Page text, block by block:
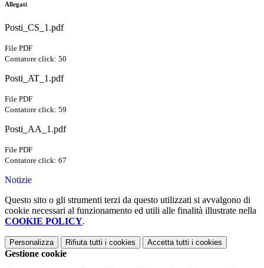
Allegati
Posti_CS_1.pdf
File PDF
Contatore click: 50
Posti_AT_1.pdf
File PDF
Contatore click: 59
Posti_AA_1.pdf
File PDF
Contatore click: 67
Notizie
Questo sito o gli strumenti terzi da questo utilizzati si avvalgono di
cookie necessari al funzionamento ed utili alle finalità illustrate nella
COOKIE POLICY.
Personalizza Rifiuta tutti i cookies Accetta tutti i cookies
Gestione cookie